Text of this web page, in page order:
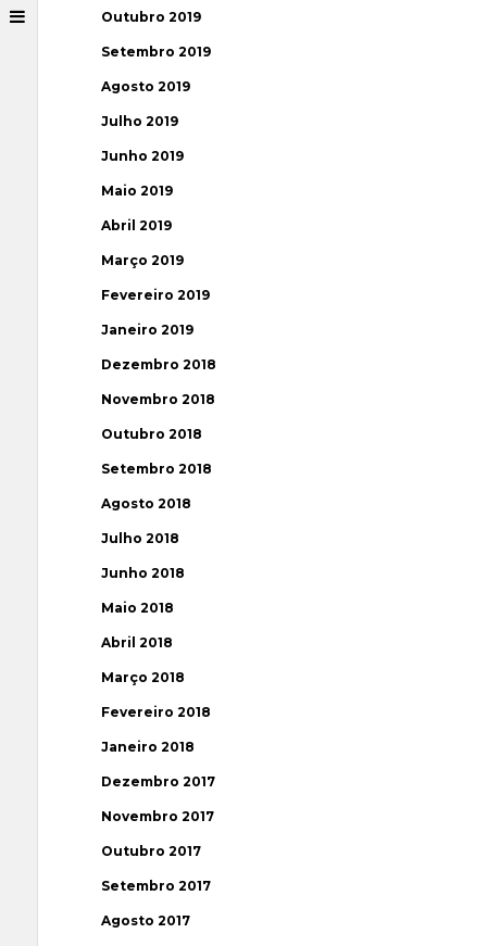
Outubro 2019
Setembro 2019
Agosto 2019
Julho 2019
Junho 2019
Maio 2019
Abril 2019
Março 2019
Fevereiro 2019
Janeiro 2019
Dezembro 2018
Novembro 2018
Outubro 2018
Setembro 2018
Agosto 2018
Julho 2018
Junho 2018
Maio 2018
Abril 2018
Março 2018
Fevereiro 2018
Janeiro 2018
Dezembro 2017
Novembro 2017
Outubro 2017
Setembro 2017
Agosto 2017